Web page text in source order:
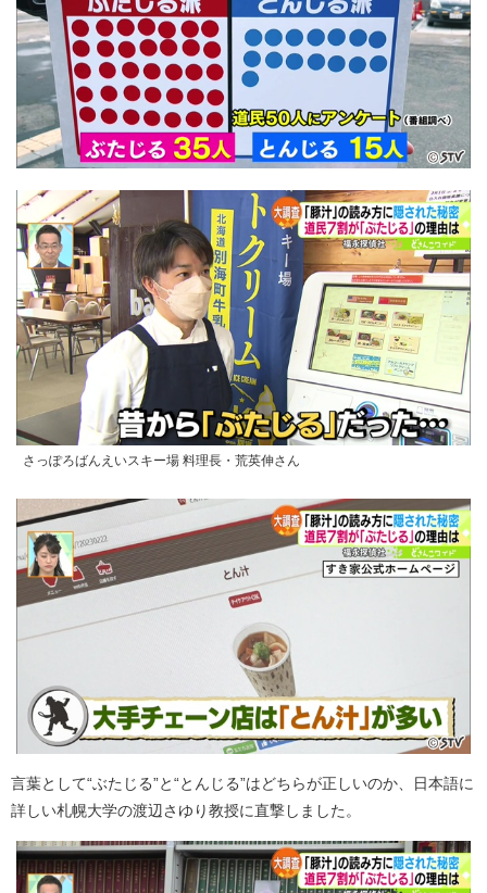
さっぽろばんえいスキー場 料理長・荒英伸さん
言葉として“ぶたじる”と“とんじる”はどちらが正しいのか、日本語に
詳しい札幌大学の渡辺さゆり教授に直撃しました。